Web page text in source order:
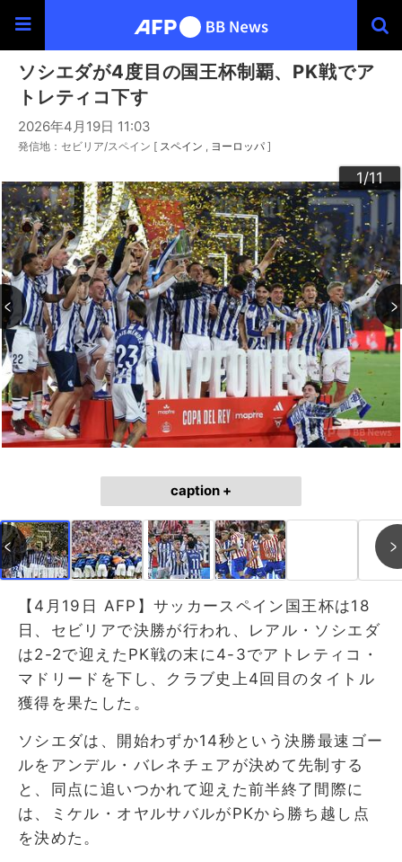
ソシエダが4度目の国王杯制覇、PK戦でア
トレティコ下す
2026年4月19日 11:03
発信地：セビリア/スペイン [ スペイン ヨーロッパ ]
1/11
2/11
3/11
4/11
5/11
6/11
7/11
8/11
9/11
10/11
11/11
caption +
【4月19日 AFP】サッカースペイン国王杯は18
日、セビリアで決勝が行われ、レアル・ソシエダ
は2-2で迎えたPK戦の末に4-3でアトレティコ・
マドリードを下し、クラブ史上4回目のタイトル
獲得を果たした。
ソシエダは、開始わずか14秒という決勝最速ゴー
ルをアンデル・バレネチェアが決めて先制する
と、同点に追いつかれて迎えた前半終了間際に
は、ミケル・オヤルサバルがPKから勝ち越し点
を決めた。